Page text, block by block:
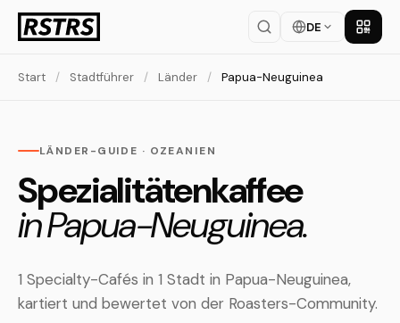
DE App
Start / Stadtführer / Länder / Papua-Neuguinea
LÄNDER-GUIDE · OZEANIEN
Spezialitätenkaffee
in Papua-Neuguinea.
1 Specialty-Cafés in 1 Stadt in Papua-Neuguinea,
kartiert und bewertet von der Roasters-Community.